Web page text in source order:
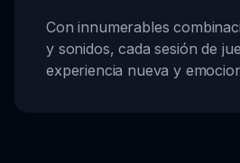
Con innumerables
y sonidos, cada sesión de
experiencia nueva y